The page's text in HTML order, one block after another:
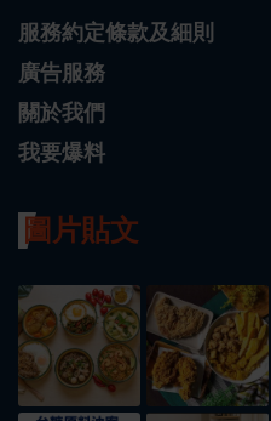
服務約定條款及細則
廣告服務
關於我們
我要爆料
圖片貼文